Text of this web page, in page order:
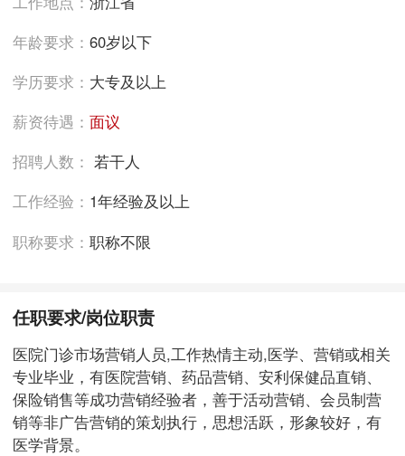
年龄要求：60岁以下
学历要求： 大专及以上
薪资待遇：面议
招聘人数：若干人
工作经验： 1年经验及以上
职称要求：职称不限
任职要求/岗位职责
医院门诊市场营销人员,工作热情主动,医学、营销或相关
专业毕业，有医院营销、药品营销、安利保健品直销、
保险销售等成功营销经验者，善于活动营销、会员制营
销等非广告营销的策划执行，思想活跃，形象较好，有
医学背景。